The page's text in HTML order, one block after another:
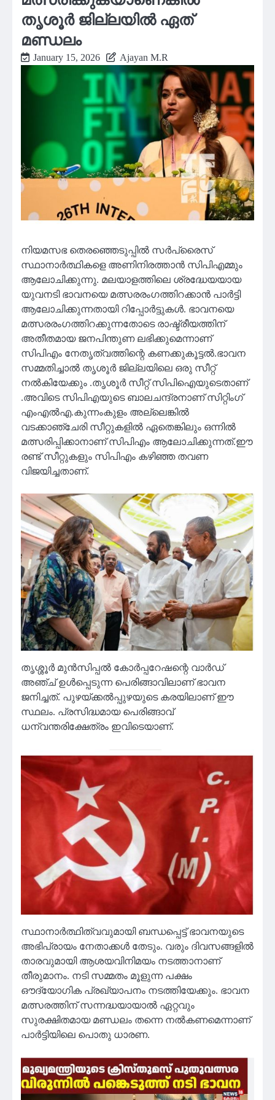
തൃശൂർ ജില്ലയിൽ ഏത്
മണ്ഡലം
January 15, 2026 Ajayan M.R
നിയമസഭ തെരഞ്ഞെടുപ്പില്‍ സര്‍പ്രൈസ്
സ്ഥാനാര്‍ത്ഥികളെ അണിനിരത്താന്‍ സിപിഎമ്മും
ആലോചിക്കുന്നു. മലയാളത്തിലെ ശ്രദ്ധേയയായ
യുവനടി ഭാവനയെ മത്സരരംഗത്തിറക്കാന്‍ പാര്‍ട്ടി
ആലോചിക്കുന്നതായി റിപ്പോര്‍ട്ടുകള്‍. ഭാവനയെ
മത്സരരംഗത്തിറക്കുന്നതോടെ രാഷ്ട്രീയത്തിന്
അതീതമായ ജനപിന്തുണ ലഭിക്കുമെന്നാണ്
സിപിഎം നേതൃത്വത്തിന്റെ കണക്കുകൂട്ടല്‍.ഭാവന
സമ്മതിച്ചാൽ തൃശൂർ ജില്ലയിലെ ഒരു സീറ്റ്
നൽകിയേക്കും .തൃശൂർ സീറ്റ് സിപിഐയുടെതാണ്
.അവിടെ സിപിഎയുടെ ബാലചന്ദ്രനാണ് സിറ്റിംഗ്
എംഎൽഎ.കുന്നംകുളം അല്ലെങ്കിൽ
വടക്കാഞ്ചേരി സീറ്റുകളിൽ ഏതെങ്കിലും ഒന്നിൽ
മത്സരിപ്പിക്കാനാണ് സിപിഎം ആലോചിക്കുന്നത്.ഈ
രണ്ട് സീറ്റുകളും സിപിഎം കഴിഞ്ഞ തവണ
വിജയിച്ചതാണ്.
തൃശ്ശൂർ മുൻസിപ്പൽ കോർപ്പറേഷന്റെ വാർഡ്
അഞ്ച് ഉൾപ്പെടുന്ന പെരിങ്ങാവിലാണ് ഭാവന
ജനിച്ചത്. പുഴയ്ക്കൽപ്പുഴയുടെ കരയിലാണ് ഈ
സ്ഥലം. പ്രസിദ്ധമായ പെരിങ്ങാവ്
ധന്വന്തരിക്ഷേത്രം ഇവിടെയാണ്.
സ്ഥാനാര്‍ത്ഥിത്വവുമായി ബന്ധപ്പെട്ട് ഭാവനയുടെ
അഭിപ്രായം നേതാക്കള്‍ തേടും. വരും ദിവസങ്ങളില്‍
താരവുമായി ആശയവിനിമയം നടത്താനാണ്
തീരുമാനം. നടി സമ്മതം മൂളുന്ന പക്ഷം
ഔദ്യോഗിക പ്രഖ്യാപനം നടത്തിയേക്കും. ഭാവന
മത്സരത്തിന് സന്നദ്ധയായാല്‍ ഏറ്റവും
സുരക്ഷിതമായ മണ്ഡലം തന്നെ നല്‍കണമെന്നാണ്
പാര്‍ട്ടിയിലെ പൊതു ധാരണ.